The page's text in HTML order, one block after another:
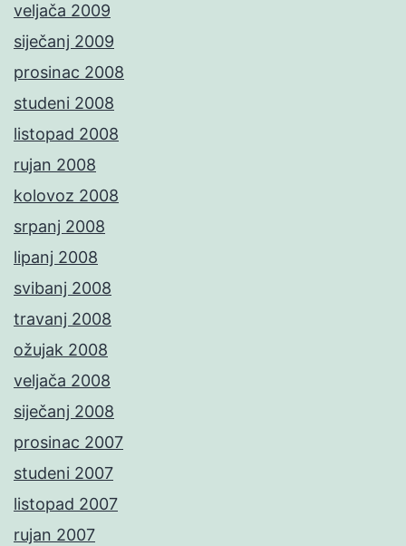
veljača 2009
siječanj 2009
prosinac 2008
studeni 2008
listopad 2008
rujan 2008
kolovoz 2008
srpanj 2008
lipanj 2008
svibanj 2008
travanj 2008
ožujak 2008
veljača 2008
siječanj 2008
prosinac 2007
studeni 2007
listopad 2007
rujan 2007